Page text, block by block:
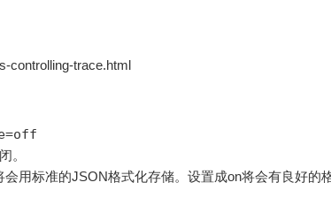
controlling-trace.html
。
用标准的JSON格式化存储。设置成on将会有良好的